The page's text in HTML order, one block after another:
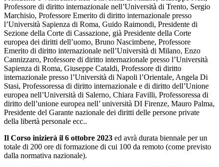
Professore di diritto internazionale nell’Università di Trento, Sergio
Marchisio, Professore Emerito di diritto internazionale presso
l’Università Sapienza di Roma, Guido Raimondi, Presidente di
Sezione della Corte di Cassazione, già Presidente della Corte
europea dei diritti dell’uomo, Bruno Nascimbene, Professore
Emerito di diritto internazionale nell’Università di Milano, Enzo
Cannizzaro, Professore di diritto internazionale presso l’Università
Sapienza di Roma, Giuseppe Cataldi, Professore di diritto
internazionale presso l’Università di Napoli l’Orientale, Angela Di
Stasi, Professoressa di diritto internazionale e di diritto dell’Unione
europea nell’Università di Salerno, Chiara Favilli, Professoressa di
diritto dell’unione europea nell’ università DI Firenze, Mauro Palma,
Presidente del Garante nazionale dei diritti delle persone private
della libertà personale ecc..
Il Corso inizierà il 6 ottobre 2023 ed avrà durata biennale per un
totale di 200 ore di formazione di cui 100 da remoto (come previsto
dalla normativa nazionale).